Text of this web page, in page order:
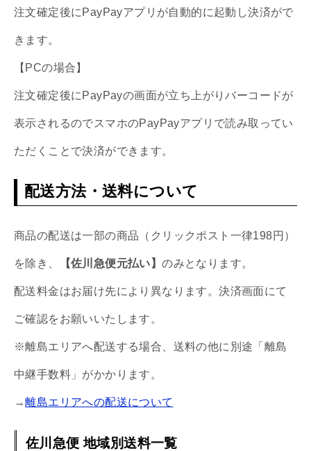
注文確定後にPayPayアプリが自動的に起動し決済がで
きます。
【PCの場合】
注文確定後にPayPayの画面が立ち上がりバーコードが
表示されるのでスマホのPayPayアプリで読み取ってい
ただくことで決済ができます。
配送方法・送料について
商品の配送は一部の商品（クリックポスト一律198円）
を除き、 【佐川急便元払い】のみとなります。
配送料金はお届け先により異なります。決済画面にて
ご確認をお願いいたします。
※離島エリアへ配送する場合、送料の他に別途「離島
中継手数料」がかかります。
→離島エリアへの配送について
佐川急便 地域別送料一覧